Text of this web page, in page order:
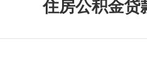
住房公积金贷